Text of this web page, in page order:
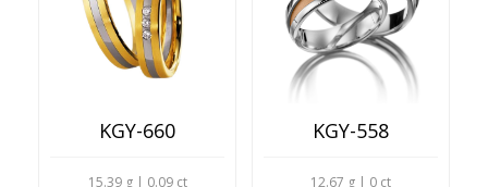
KGY-660
15.39 g | 0.09 ct
KGY-558
12.67 g | 0 ct